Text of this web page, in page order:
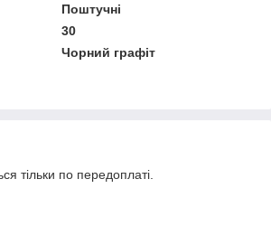
Поштучні
30
Чорний графіт
тільки по передоплаті.